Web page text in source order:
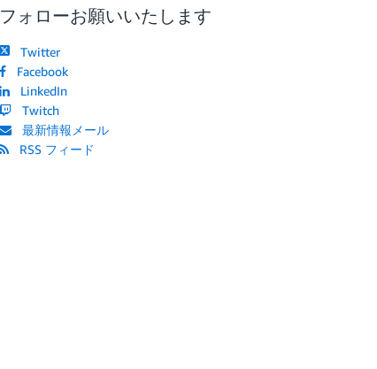
フォローお願いいたします
Twitter
Facebook
LinkedIn
Twitch
最新情報メール
RSS フィード